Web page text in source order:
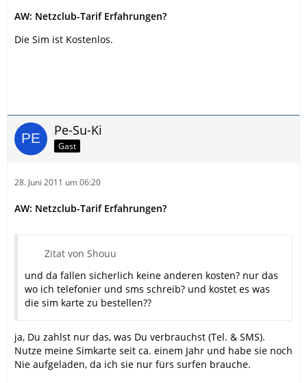
AW: Netzclub-Tarif Erfahrungen?
Die Sim ist Kostenlos.
Pe-Su-Ki
Gast
28. Juni 2011 um 06:20
AW: Netzclub-Tarif Erfahrungen?
Zitat von Shouu
und da fallen sicherlich keine anderen kosten? nur das
wo ich telefonier und sms schreib? und kostet es was
die sim karte zu bestellen??
ja, Du zahlst nur das, was Du verbrauchst (Tel. & SMS).
Nutze meine Simkarte seit ca. einem Jahr und habe sie noch
Nie aufgeladen, da ich sie nur fürs surfen brauche.